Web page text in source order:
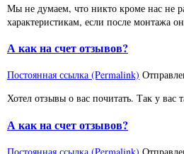
Мы не думаем, что никто кроме нас не
характеристикам, если после монтажа
А как на счет отзывов?
Постоянная ссылка (Permalink)
Хотел отзывы о вас почитать. Так у вас
А как на счет отзывов?